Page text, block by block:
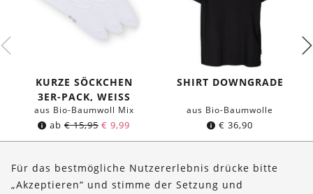
KURZE SÖCKCHEN
3ER-PACK, WEISS
aus Bio-Baumwoll Mix
ab€15,95 € 9,99
SHIRT DOWNGRADE
aus Bio-Baumwolle
€ 36,90
Für das bestmögliche Nutzererlebnis drücke bitte
„Akzeptieren“ und stimme der Setzung und